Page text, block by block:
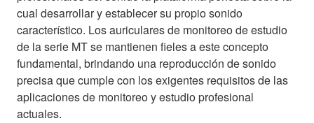
cual desarrollar y establecer su propio sonido
característico. Los auriculares de monitoreo de estudio
de la serie MT se mantienen fieles a este concepto
fundamental, brindando una reproducción de sonido
precisa que cumple con los exigentes requisitos de las
aplicaciones de monitoreo y estudio profesional
actuales.